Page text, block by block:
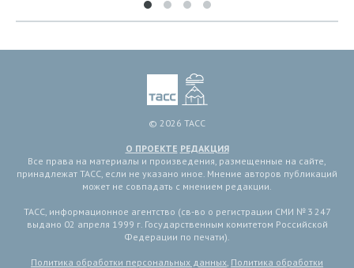
© 2026 ТАСС
О ПРОЕКТЕ РЕДАКЦИЯ
Все права на материалы и произведения, размещенные на сайте,
принадлежат ТАСС, если не указано иное. Мнение авторов публикаций
может не совпадать с мнением редакции.
ТАСС, информационное агентство (св-во о регистрации СМИ № 3 247
выдано 02 апреля 1999 г. Государственным комитетом Российской
Федерации по печати).
Политика обработки персональных данных, Политика обработки